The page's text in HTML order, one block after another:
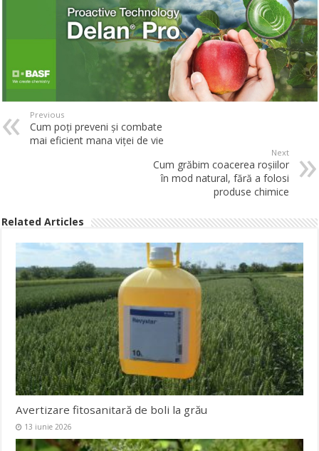
Previous
Cum poți preveni și combate
mai eficient mana viței de vie
Next
Cum grăbim coacerea roșiilor
în mod natural, fără a folosi
produse chimice
Related Articles
Avertizare fitosanitară de boli la grău
13 iunie 2026